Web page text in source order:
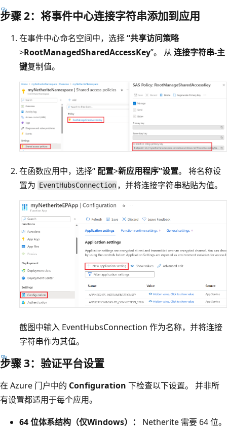
步骤 2：将事件中心连接字符串添加到应用
在事件中心命名空间中，选择“共享访问策略
>RootManagedSharedAccessKey”。 从 连接字符串-主
键复制值。
在函数应用中，选择“ 配置>新应用程序”设置。 将名称设
置为 EventHubsConnection ，并将连接字符串粘贴为值。
截图中输入 EventHubsConnection 作为名称，并将连接
字符串作为其值。
步骤 3：验证平台设置
在 Azure 门户中的 Configuration 下检查以下设置。 并非所
有设置都适用于每个应用。
64 位体系结构（仅Windows）：
Netherite 需要 64 位。